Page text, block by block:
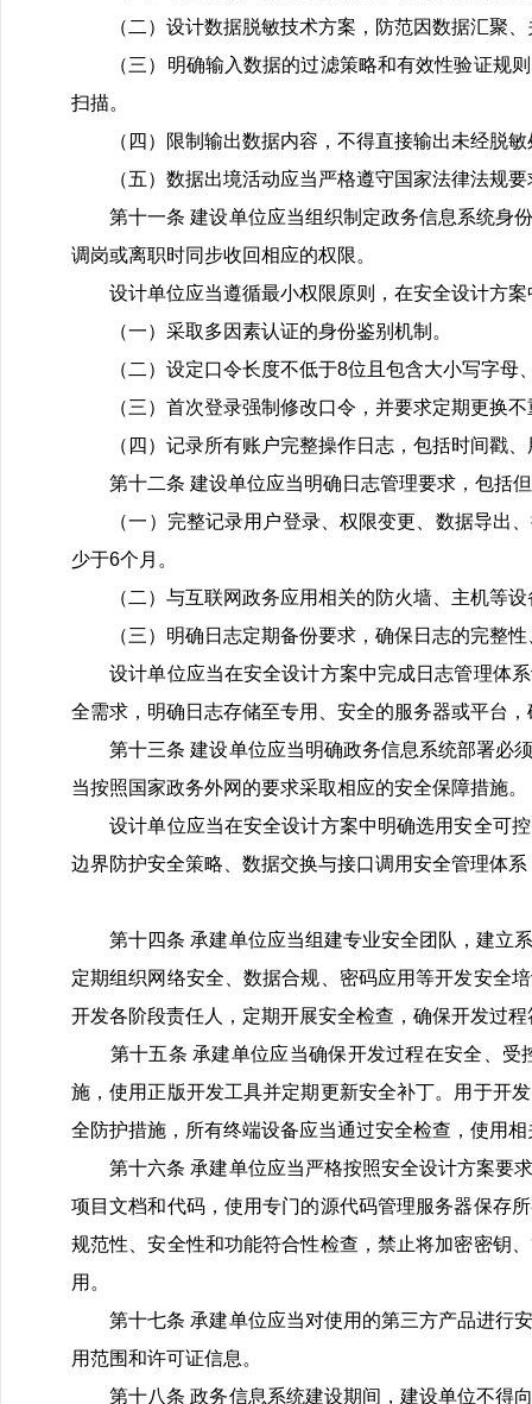
（二）设计数据脱敏技术方案，防范因数据汇聚、
（三）明确输入数据的过滤策略和有效性验证规则
扫描。
（四）限制输出数据内容，不得直接输出未经脱敏
（五）数据出境活动应当严格遵守国家法律法规要
第十一条 建设单位应当组织制定政务信息系统身份
调岗或离职时同步收回相应的权限。
设计单位应当遵循最小权限原则，在安全设计方案
（一）采取多因素认证的身份鉴别机制。
（二）设定口令长度不低于8位且包含大小写字母
（三）首次登录强制修改口令，并要求定期更换不
（四）记录所有账户完整操作日志，包括时间戳、
第十二条 建设单位应当明确日志管理要求，包括
（一）完整记录用户登录、权限变更、数据导出、
少于6个月。
（二）与互联网政务应用相关的防火墙、主机等设
（三）明确日志定期备份要求，确保日志的完整性
设计单位应当在安全设计方案中完成日志管理体系
全需求，明确日志存储至专用、安全的服务器或平台
第十三条 建设单位应当明确政务信息系统部署必须
当按照国家政务外网的要求采取相应的安全保障措施。
设计单位应当在安全设计方案中明确选用安全可控
边界防护安全策略、数据交换与接口调用安全管理体
第十四条 承建单位应当组建专业安全团队，建立系
定期组织网络安全、数据合规、密码应用等开发安全
开发各阶段责任人，定期开展安全检查，确保开发过
第十五条 承建单位应当确保开发过程在安全、受
施，使用正版开发工具并定期更新安全补丁。用于开
全防护措施，所有终端设备应当通过安全检查，使用
第十六条 承建单位应当严格按照安全设计方案要求
项目文档和代码，使用专门的源代码管理服务器保存
规范性、安全性和功能符合性检查，禁止将加密密钥
用。
第十七条 承建单位应当对使用的第三方产品进行安
用范围和许可证信息。
第十八条 政务信息系统建设期间，建设单位不得向